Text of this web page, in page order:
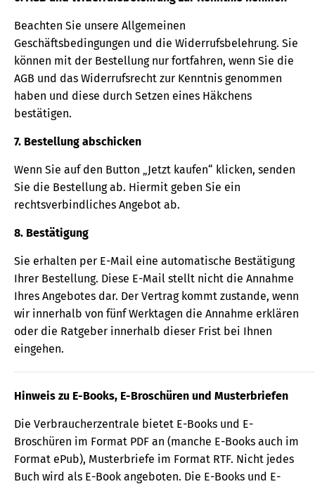
Beachten Sie unsere Allgemeinen
Geschäftsbedingungen und die Widerrufsbelehrung. Sie
können mit der Bestellung nur fortfahren, wenn Sie die
AGB und das Widerrufsrecht zur Kenntnis genommen
haben und diese durch Setzen eines Häkchens
bestätigen.
7. Bestellung abschicken
Wenn Sie auf den Button „Jetzt kaufen“ klicken, senden
Sie die Bestellung ab. Hiermit geben Sie ein
rechtsverbindliches Angebot ab.
8. Bestätigung
Sie erhalten per E-Mail eine automatische Bestätigung
Ihrer Bestellung. Diese E-Mail stellt nicht die Annahme
Ihres Angebotes dar. Der Vertrag kommt zustande, wenn
wir innerhalb von fünf Werktagen die Annahme erklären
oder die Ratgeber innerhalb dieser Frist bei Ihnen
eingehen.
Hinweis zu E-Books, E-Broschüren und Musterbriefen
Die Verbraucherzentrale bietet E-Books und E-
Broschüren im Format PDF an (manche E-Books auch im
Format ePub), Musterbriefe im Format RTF. Nicht jedes
Buch wird als E-Book angeboten. Die E-Books und E-